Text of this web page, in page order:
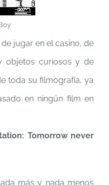
jugar en el casino, de
objetos curiosos y de
toda su filmografía, ya
en ningún film en
Tomorrow never
más y nada menos